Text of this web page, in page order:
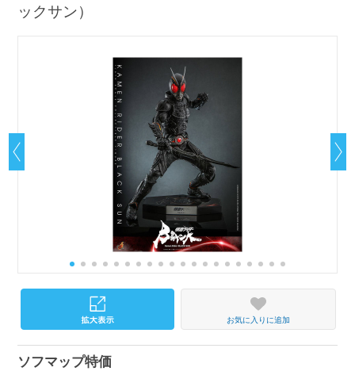
ックサン）
お気に入りに追加
ソフマップ特価